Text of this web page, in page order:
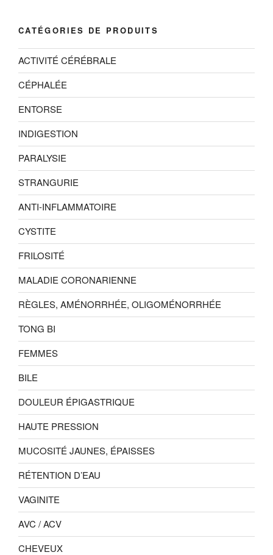
CATÉGORIES DE PRODUITS
ACTIVITÉ CÉRÉBRALE
CÉPHALÉE
ENTORSE
INDIGESTION
PARALYSIE
STRANGURIE
ANTI-INFLAMMATOIRE
CYSTITE
FRILOSITÉ
MALADIE CORONARIENNE
RÈGLES, AMÉNORRHÉE, OLIGOMÉNORRHÉE
TONG BI
FEMMES
BILE
DOULEUR ÉPIGASTRIQUE
HAUTE PRESSION
MUCOSITÉ JAUNES, ÉPAISSES
RÉTENTION D’EAU
VAGINITE
AVC / ACV
CHEVEUX